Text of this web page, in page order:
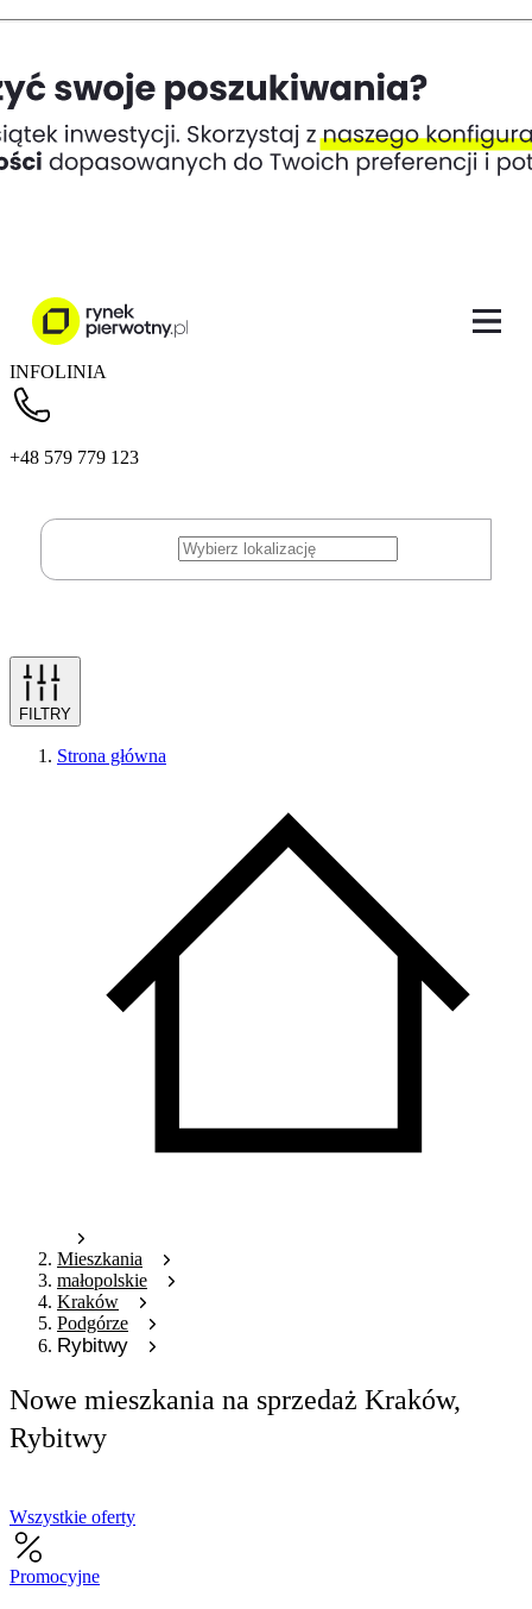
INFOLINIA
+48 579 779 123
FILTRY
Strona główna
Mieszkania
małopolskie
Kraków
Podgórze
Rybitwy
Nowe mieszkania na sprzedaż Kraków,
Rybitwy
Wszystkie oferty
Promocyjne